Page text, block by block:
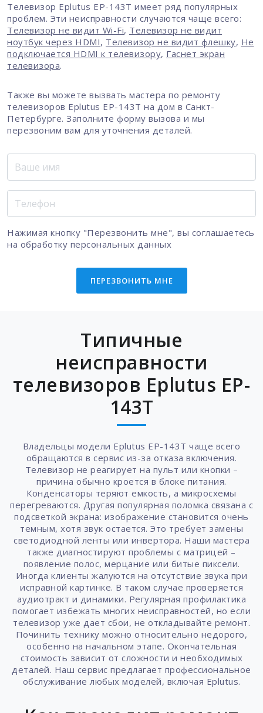
Телевизор Eplutus EP-143T имеет ряд популярных
проблем. Эти неисправности случаются чаще всего:
Телевизор не видит Wi-Fi, Телевизор не видит
ноутбук через HDMI, Телевизор не видит флешку, Не
подключается HDMI к телевизору, Гаснет экран
телевизора.
Также вы можете вызвать мастера по ремонту
телевизоров Eplutus EP-143T на дом в Санкт-
Петербурге. Заполните форму вызова и мы
перезвоним вам для уточнения деталей.
Нажимая кнопку "Перезвонить мне", вы соглашаетесь
на обработку персональных данных
ПЕРЕЗВОНИТЬ МНЕ
Типичные
неисправности
телевизоров Eplutus EP-
143T
Владельцы модели Eplutus EP-143T чаще всего
обращаются в сервис из-за отказа включения.
Телевизор не реагирует на пульт или кнопки –
причина обычно кроется в блоке питания.
Конденсаторы теряют емкость, а микросхемы
перегреваются. Другая популярная поломка связана с
подсветкой экрана: изображение становится очень
темным, хотя звук остается. Это требует замены
светодиодной ленты или инвертора. Наши мастера
также диагностируют проблемы с матрицей –
появление полос, мерцание или битые пиксели.
Иногда клиенты жалуются на отсутствие звука при
исправной картинке. В таком случае проверяется
аудиотракт и динамики. Регулярная профилактика
помогает избежать многих неисправностей, но если
телевизор уже дает сбои, не откладывайте ремонт.
Починить технику можно относительно недорого,
особенно на начальном этапе. Окончательная
стоимость зависит от сложности и необходимых
деталей. Наш сервис предлагает профессиональное
обслуживание любых моделей, включая Eplutus.